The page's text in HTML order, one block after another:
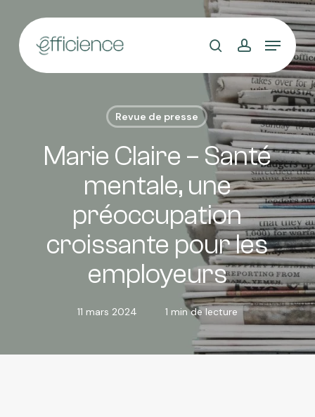
main
content
Revue de presse
Marie Claire – Santé
mentale, une
préoccupation
croissante pour les
employeurs
11 mars 2024 1 min de lecture